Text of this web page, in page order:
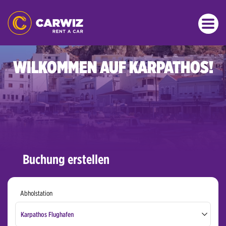
WILKOMMEN AUF KARPATHOS!
Buchung erstellen
Abholstation
Karpathos Flughafen